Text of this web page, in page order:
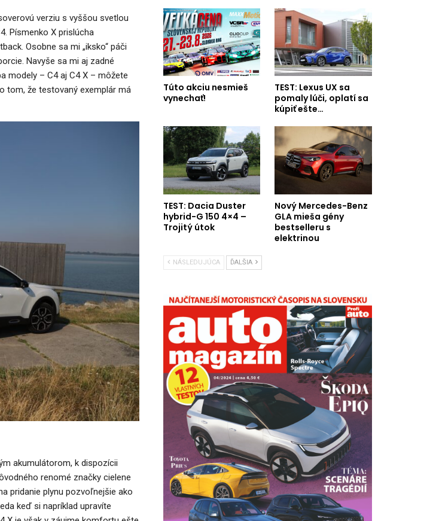
verziu s vyššou svetlou
Písmenko X prislúcha
Osobne sa mi „iksko“ páči
Navyše sa mi aj zadné
modely – C4 aj C4 X – môžete
tom, že testovaný exemplár má
akumulátorom, k dispozícii
renomé značky cielene
pridanie plynu pozvoľnejšie ako
keď si napríklad upravíte
Túto akciu nesmieš
vynechať!
TEST: Lexus UX sa
pomaly lúči, oplatí sa
kúpiť ešte…
TEST: Dacia Duster
hybrid-G 150 4×4 –
Trojitý útok
Nový Mercedes-Benz
GLA mieša gény
bestselleru s
elektrinou
NÁSLEDUJÚCA ĎALŠIA